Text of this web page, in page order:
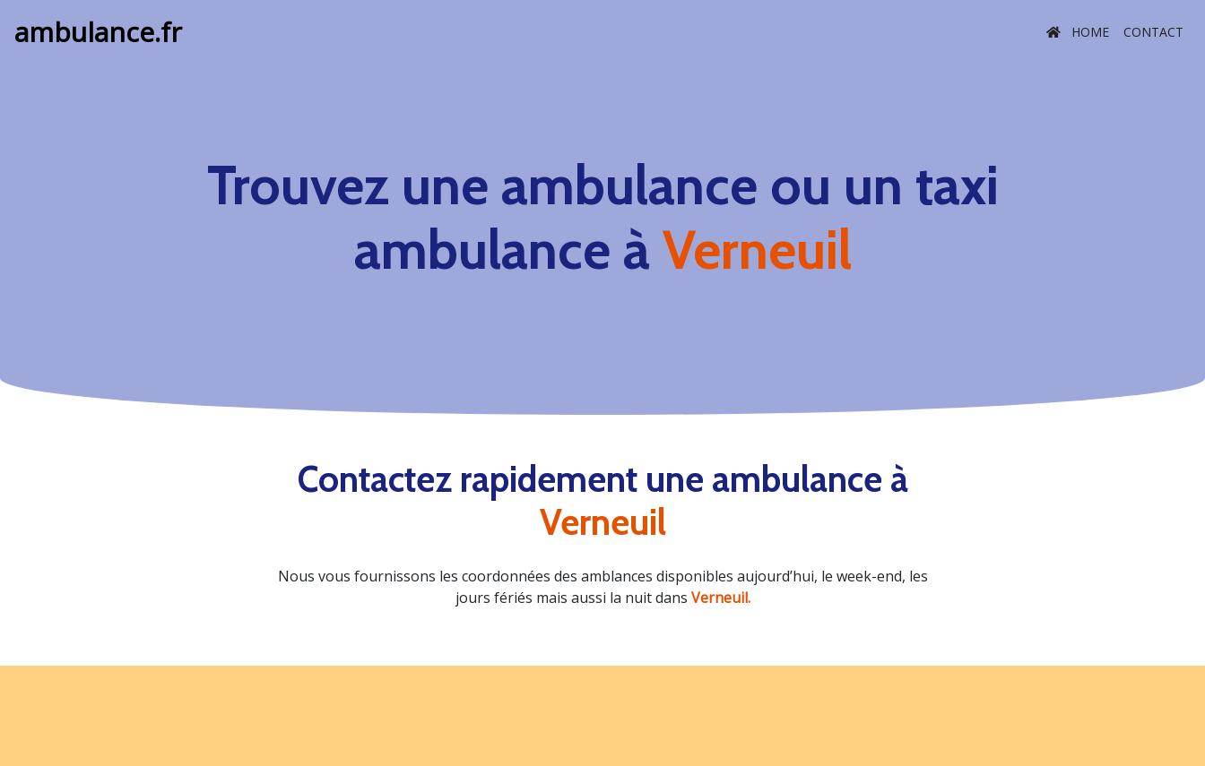
ambulance.fr HOME CONTACT
Trouvez une ambulance ou un taxi
ambulance à Verneuil
Contactez rapidement une ambulance à
Verneuil
Nous vous fournissons les coordonnées des amblances disponibles aujourd’hui, le week-end, les
jours fériés mais aussi la nuit dans Verneuil.